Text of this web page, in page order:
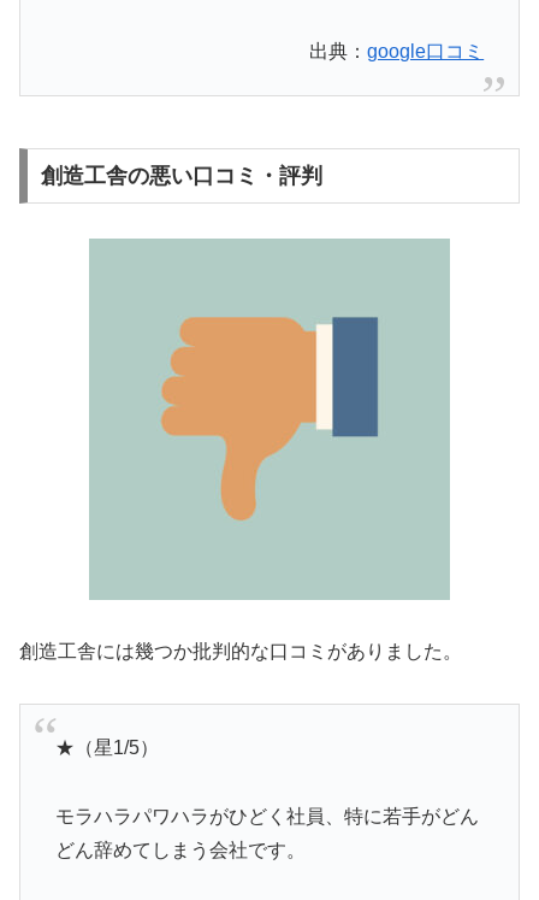
出典：google口コミ
創造工舎の悪い口コミ・評判
創造工舎には幾つか批判的な口コミがありました。
★（星1/5）
モラハラパワハラがひどく社員、特に若手がどん
どん辞めてしまう会社です。